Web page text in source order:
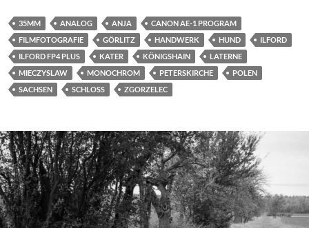
35MM ANALOG ANJA
CANON AE-1 PROGRAM
FILMFOTOGRAFIE
GÖRLITZ HANDWERK HUND
ILFORD
ILFORD FP4 PLUS
KATER KÖNIGSHAIN
LATERNE
MIECZYSLAW
MONOCHROM PETERSKIRCHE
POLEN
SACHSEN
SCHLOSS ZGORZELEC